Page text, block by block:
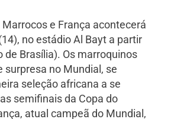
e França acontecerá
no estádio Al Bayt a partir
de Brasília). Os marroquinos
surpresa no Mundial, se
seleção africana a se
semifinais da Copa do
atual campeã do Mundial,